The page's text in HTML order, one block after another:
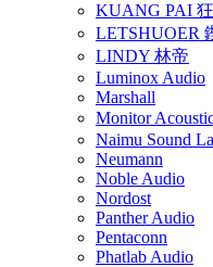
KUANG PAI
LETSHUOER
LINDY 林帝
Luminox Audio
Marshall
Monitor
Naimu Sound
Neumann
Noble Audio
Nordost
Panther Audio
Pentaconn
Phatlab Audio